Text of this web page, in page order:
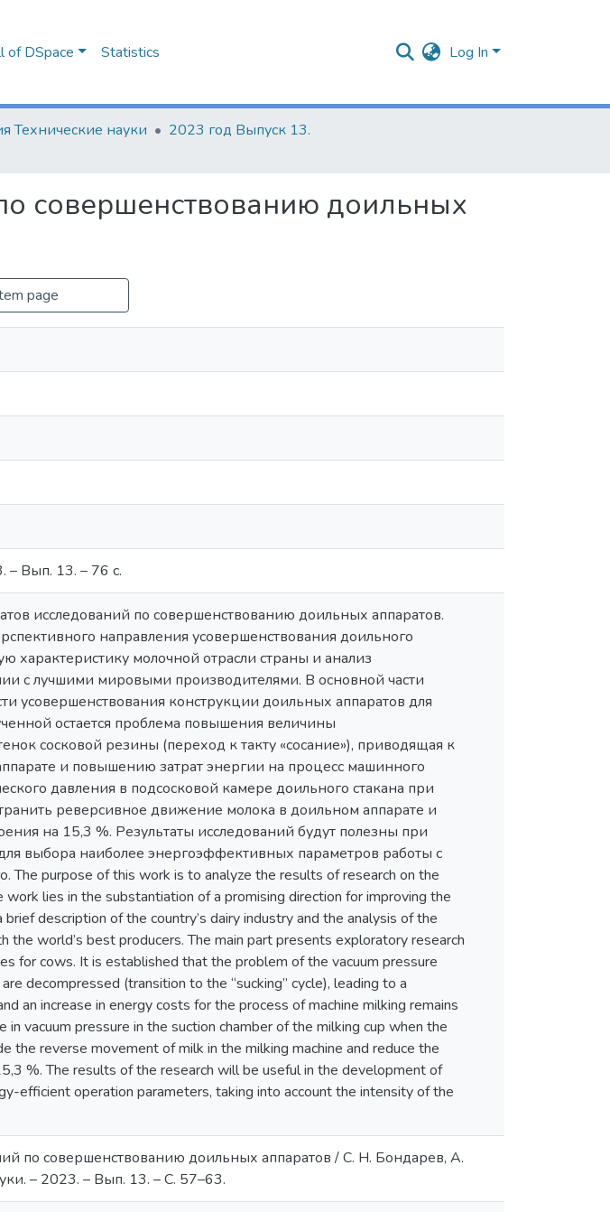
of DSpace Statistics Log In
Технические науки
2023 год Выпуск 13.
совершенствованию доильных
page
– Вып. 13. – 76 с.
исследований по совершенствованию доильных аппаратов.
направления усовершенствования доильного
характеристику молочной отрасли страны и анализ
с лучшими мировыми производителями. В основной части
усовершенствования конструкции доильных аппаратов для
остается проблема повышения величины
сосковой резины (переход к такту «сосание»), приводящая к
и повышению затрат энергии на процесс машинного
давления в подсосковой камере доильного стакана при
реверсивное движение молока в доильном аппарате и
на 15,3 %. Результаты исследований будут полезны при
выбора наиболее энергоэффективных параметров работы с
purpose of this work is to analyze the results of research on the
lies in the substantiation of a promising direction for improving the
description of the country’s dairy industry and the analysis of the
world’s best producers. The main part presents exploratory research
for cows. It is established that the problem of the vacuum pressure
decompressed (transition to the “sucking” cycle), leading to a
an increase in energy costs for the process of machine milking remains
vacuum pressure in the suction chamber of the milking cup when the
the reverse movement of milk in the milking machine and reduce the
%. The results of the research will be useful in the development of
efficient operation parameters, taking into account the intensity of the
по совершенствованию доильных аппаратов / С. Н. Бондарев, А.
– 2023. – Вып. 13. – С. 57–63.